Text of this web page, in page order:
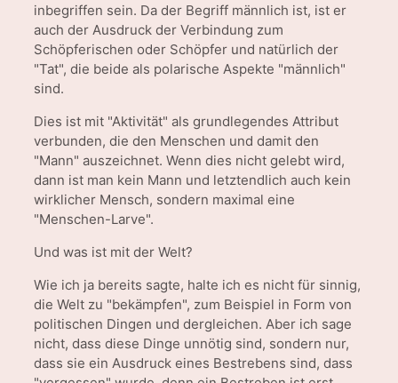
inbegriffen sein. Da der Begriff männlich ist, ist er
auch der Ausdruck der Verbindung zum
Schöpferischen oder Schöpfer und natürlich der
"Tat", die beide als polarische Aspekte "männlich"
sind.
Dies ist mit "Aktivität" als grundlegendes Attribut
verbunden, die den Menschen und damit den
"Mann" auszeichnet. Wenn dies nicht gelebt wird,
dann ist man kein Mann und letztendlich auch kein
wirklicher Mensch, sondern maximal eine
"Menschen-Larve".
Und was ist mit der Welt?
Wie ich ja bereits sagte, halte ich es nicht für sinnig,
die Welt zu "bekämpfen", zum Beispiel in Form von
politischen Dingen und dergleichen. Aber ich sage
nicht, dass diese Dinge unnötig sind, sondern nur,
dass sie ein Ausdruck eines Bestrebens sind, dass